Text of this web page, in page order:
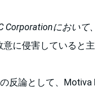
Corporationにおいて、
に侵害していると主
反論として、